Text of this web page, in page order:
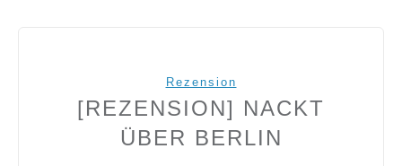
Rezension
[REZENSION] NACKT
ÜBER BERLIN